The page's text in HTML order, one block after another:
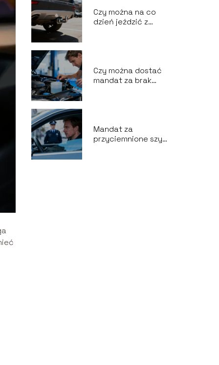
Czy można na co
dzień jeździć z
Czy można dostać
mandat za brak
Mandat za
przyciemnione szyby